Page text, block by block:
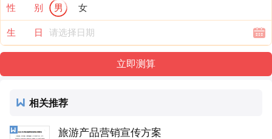
性 别 男 女
生 日
相关推荐
旅游产品营销宣传方案